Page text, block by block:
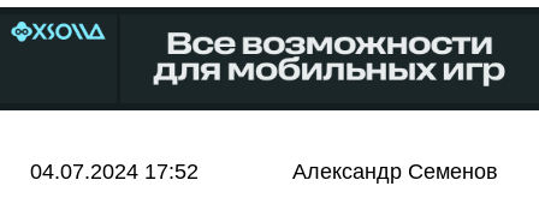
04.07.2024 17:52 Александр Семенов